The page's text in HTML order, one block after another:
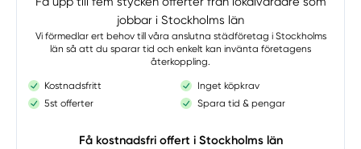
jobbar i Stockholms län
Vi förmedlar ert behov till våra anslutna städföretag i Stockholms
län så att du sparar tid och enkelt kan invänta företagens
återkoppling.
Kostnadsfritt
Inget köpkrav
5st offerter
Spara tid & pengar
Få kostnadsfri offert i Stockholms län